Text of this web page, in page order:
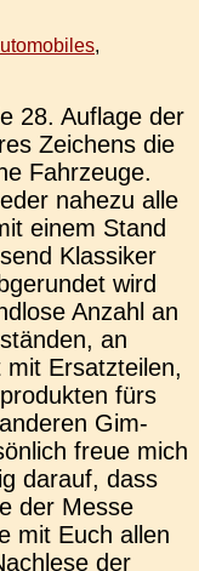
,
28. Auf­la­ge der
Zei­chens die
Fahr­zeu­ge.
nahezu alle
einem Stand
Klas­si­ker
wird
Anzahl an
an
Ersatz­tei­len,
fürs
Gim­
freue mich
darauf, dass
der Messe
mit Euch allen
der